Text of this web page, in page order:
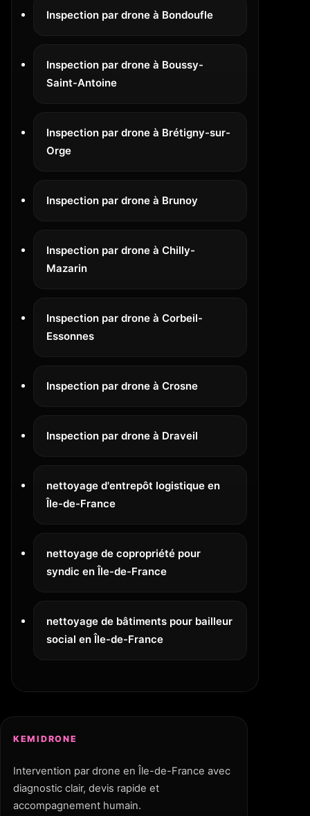
Inspection par drone à Bondoufle
Inspection par drone à Boussy-
Saint-Antoine
Inspection par drone à Brétigny-sur-
Orge
Inspection par drone à Brunoy
Inspection par drone à Chilly-
Mazarin
Inspection par drone à Corbeil-
Essonnes
Inspection par drone à Crosne
Inspection par drone à Draveil
nettoyage d'entrepôt logistique en
Île-de-France
nettoyage de copropriété pour
syndic en Île-de-France
nettoyage de bâtiments pour bailleur
social en Île-de-France
KEMIDRONE
Intervention par drone en Île-de-France avec
diagnostic clair, devis rapide et
accompagnement humain.